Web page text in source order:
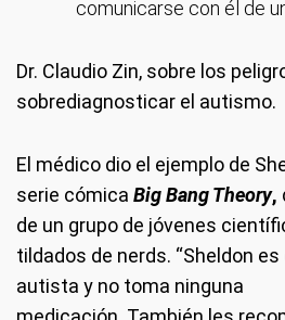
comunicarse con él de
Dr. Claudio Zin, sobre los
sobrediagnosticar el autismo.
El médico dio el ejemplo de
serie cómica Big Bang Theory,
de un grupo de jóvenes
tildados de nerds. “Sheldon
autista y no toma ninguna